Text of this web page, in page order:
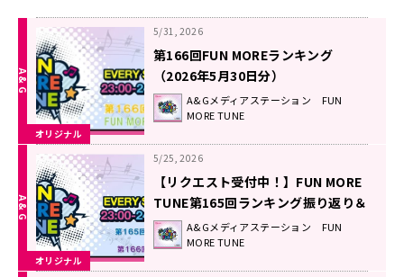
オリジナル
5/31, 2026
第166回FUN MOREランキング
（2026年5月30日分）
A&Gメディアステーション FUN
MORE TUNE
オリジナル
5/25, 2026
【リクエスト受付中！】FUN MORE
TUNE第165回ランキング振り返り＆
第166回 注目楽曲紹介
A&Gメディアステーション FUN
MORE TUNE